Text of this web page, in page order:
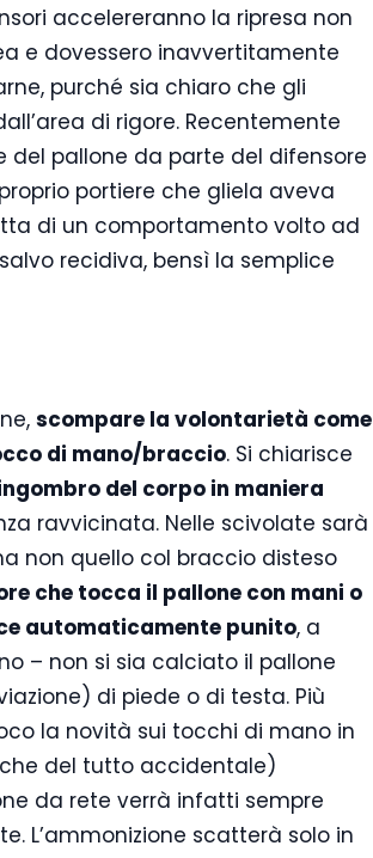
accelereranno la ripresa non
e dovessero inavvertitamente
purché sia chiaro che gli
di rigore. Recentemente
del pallone da parte del difensore
portiere che gliela aveva
di un comportamento volto ad
recidiva, bensì la semplice
scompare la volontarietà come
di mano/braccio. Si chiarisce
del corpo in maniera
ravvicinata. Nelle scivolate sarà
non quello col braccio disteso
che tocca il pallone con mani o
automaticamente punito, a
– non si sia calciato il pallone
di piede o di testa. Più
la novità sui tocchi di mano in
del tutto accidentale)
da rete verrà infatti sempre
L’ammonizione scatterà solo in